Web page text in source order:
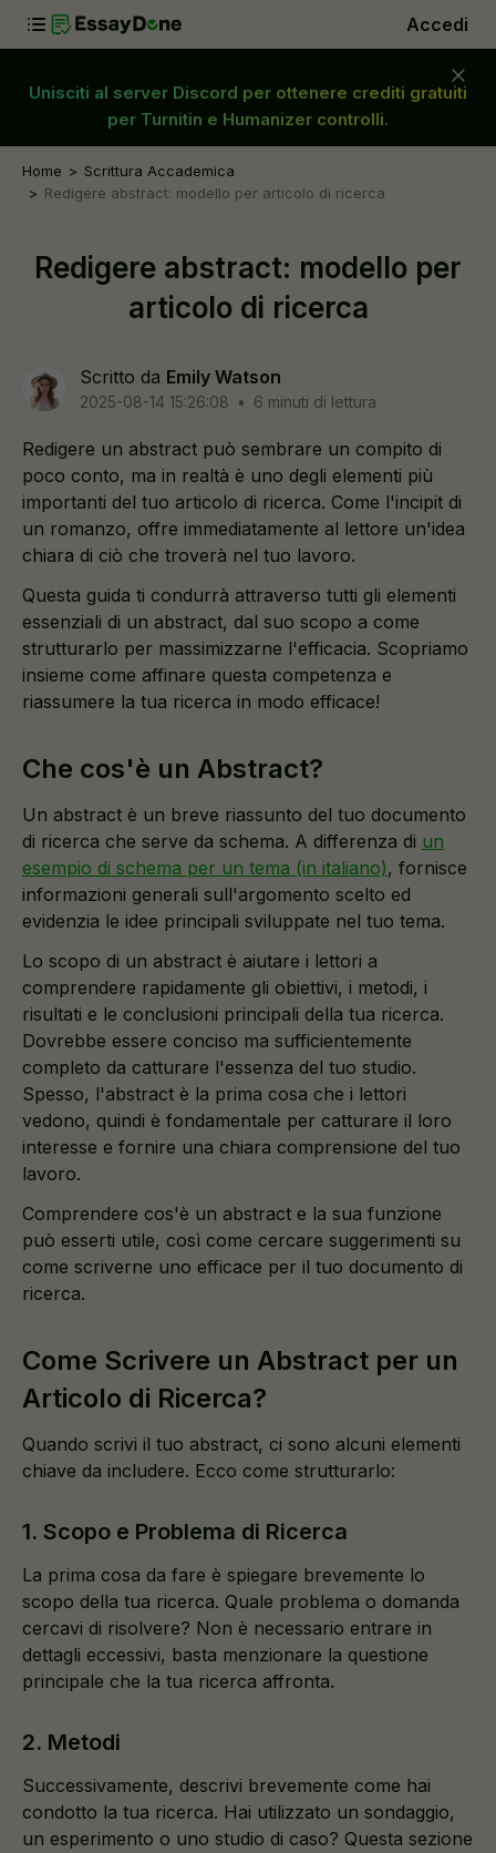
Accedi
Unisciti al server Discord per ottenere crediti gratuiti
per Turnitin e Humanizer controlli.
Home
Scrittura Accademica
Redigere abstract: modello per articolo di ricerca
Redigere abstract: modello per
articolo di ricerca
Scritto da Emily Watson
2025-08-14 15:26:08 • 6 minuti di lettura
Redigere un abstract può sembrare un compito di
poco conto, ma in realtà è uno degli elementi più
importanti del tuo articolo di ricerca. Come l'incipit di
un romanzo, offre immediatamente al lettore un'idea
chiara di ciò che troverà nel tuo lavoro.
Questa guida ti condurrà attraverso tutti gli elementi
essenziali di un abstract, dal suo scopo a come
strutturarlo per massimizzarne l'efficacia. Scopriamo
insieme come affinare questa competenza e
riassumere la tua ricerca in modo efficace!
Che cos'è un Abstract?
Un abstract è un breve riassunto del tuo documento
di ricerca che serve da schema. A differenza di un
esempio di schema per un tema (in italiano), fornisce
informazioni generali sull'argomento scelto ed
evidenzia le idee principali sviluppate nel tuo tema.
Lo scopo di un abstract è aiutare i lettori a
comprendere rapidamente gli obiettivi, i metodi, i
risultati e le conclusioni principali della tua ricerca.
Dovrebbe essere conciso ma sufficientemente
completo da catturare l'essenza del tuo studio.
Spesso, l'abstract è la prima cosa che i lettori
vedono, quindi è fondamentale per catturare il loro
interesse e fornire una chiara comprensione del tuo
lavoro.
Comprendere cos'è un abstract e la sua funzione
può esserti utile, così come cercare suggerimenti su
come scriverne uno efficace per il tuo documento di
ricerca.
Come Scrivere un Abstract per un
Articolo di Ricerca?
Quando scrivi il tuo abstract, ci sono alcuni elementi
chiave da includere. Ecco come strutturarlo:
1. Scopo e Problema di Ricerca
La prima cosa da fare è spiegare brevemente lo
scopo della tua ricerca. Quale problema o domanda
cercavi di risolvere? Non è necessario entrare in
dettagli eccessivi, basta menzionare la questione
principale che la tua ricerca affronta.
2. Metodi
Successivamente, descrivi brevemente come hai
condotto la tua ricerca. Hai utilizzato un sondaggio,
un esperimento o uno studio di caso? Questa sezione